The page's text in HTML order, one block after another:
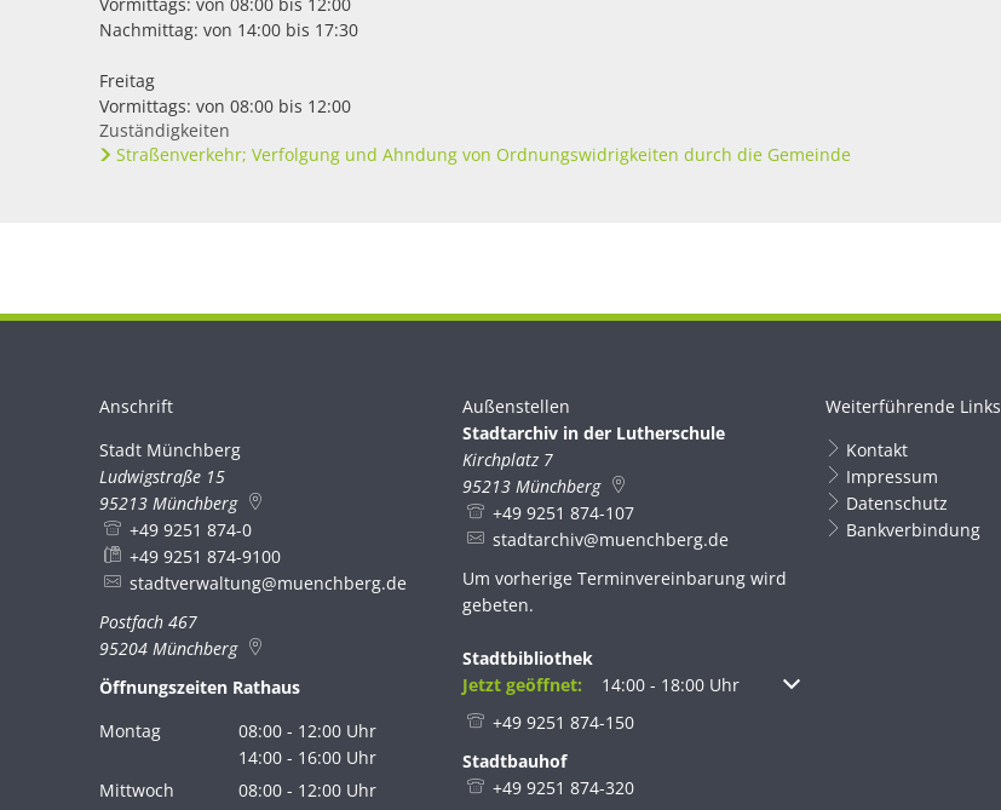
Nachmittag: von 14:00 bis 17:30
Freitag
Vormittags: von 08:00 bis 12:00
Zuständigkeiten
Straßenverkehr; Verfolgung und Ahndung von Ordnungswidrigkeiten durch die Gemeinde
Anschrift
Stadt Münchberg
Ludwigstraße 15
95213 Münchberg
+49 9251 874-0
+49 9251 874-9100
stadtverwaltung@muenchberg.de
Postfach 467
95204 Münchberg
Öffnungszeiten Rathaus
Montag
08:00 - 12:00 Uhr
Von 08:00 bis 12:00 Uhr
14:00 - 16:00 Uhr
Von 14:00 bis 16:00 Uhr
Mittwoch 08:00 - 12:00 Uhr
Außenstellen
Stadtarchiv in der Lutherschule
Kirchplatz 7
95213 Münchberg
+49 9251 874-107
stadtarchiv@muenchberg.de
Um vorherige Terminvereinbarung wird
gebeten.
Stadtbibliothek
Klicken, um weitere Öffnungs- oder Schließzeiten auszublenden
Jetzt geöffnet: 14:00 - 18:00 Uhr
Von 14:00 bis 18:00 Uhr
+49 9251 874-150
Stadtbauhof
+49 9251 874-320
Weiterführende Links
Kontakt
Impressum
Datenschutz
Bankverbindung